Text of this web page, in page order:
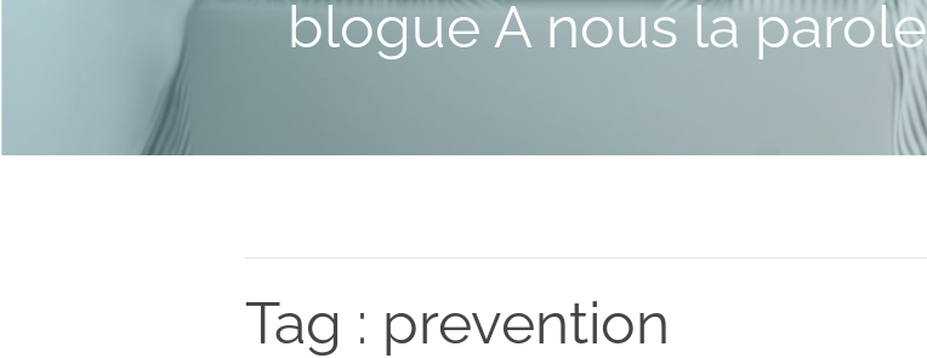
blogue À nous la parole
Tag : prevention